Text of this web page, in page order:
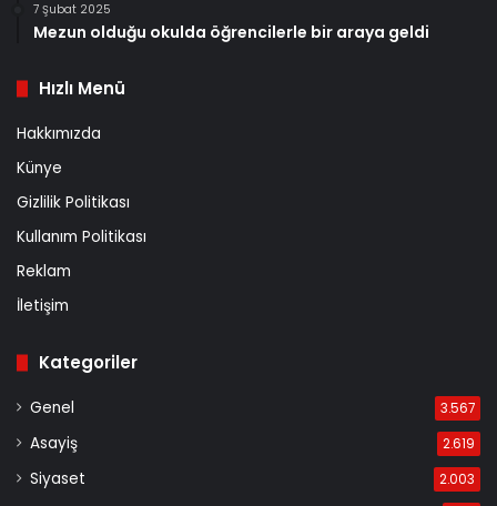
7 Şubat 2025
Mezun olduğu okulda öğrencilerle bir araya geldi
Hızlı Menü
Hakkımızda
Künye
Gizlilik Politikası
Kullanım Politikası
Reklam
İletişim
Kategoriler
Genel 3.567
Asayiş 2.619
Siyaset 2.003